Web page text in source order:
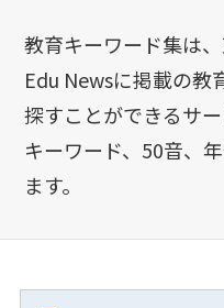
教育キーワード集は
Edu Newsに掲載の教
探すことができるサー
キーワード、50音、
ます。